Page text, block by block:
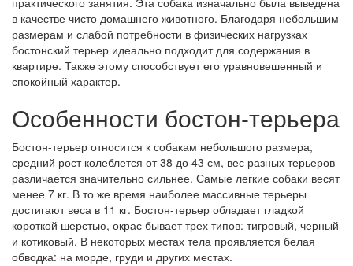
в качестве чисто домашнего животного. Благодаря небольшим
размерам и слабой потребности в физических нагрузках
бостонский терьер идеально подходит для содержания в
квартире. Также этому способствует его уравновешенный и
спокойный характер.
Особенности бостон-терьера
Бостон-терьер относится к собакам небольшого размера,
средний рост колеблется от 38 до 43 см, вес разных терьеров
различается значительно сильнее. Самые легкие собаки весят
менее 7 кг. В то же время наиболее массивные терьеры
достигают веса в 11 кг. Бостон-терьер обладает гладкой
короткой шерстью, окрас бывает трех типов: тигровый, черный
и котиковый. В некоторых местах тела проявляется белая
обводка: на морде, груди и других местах.